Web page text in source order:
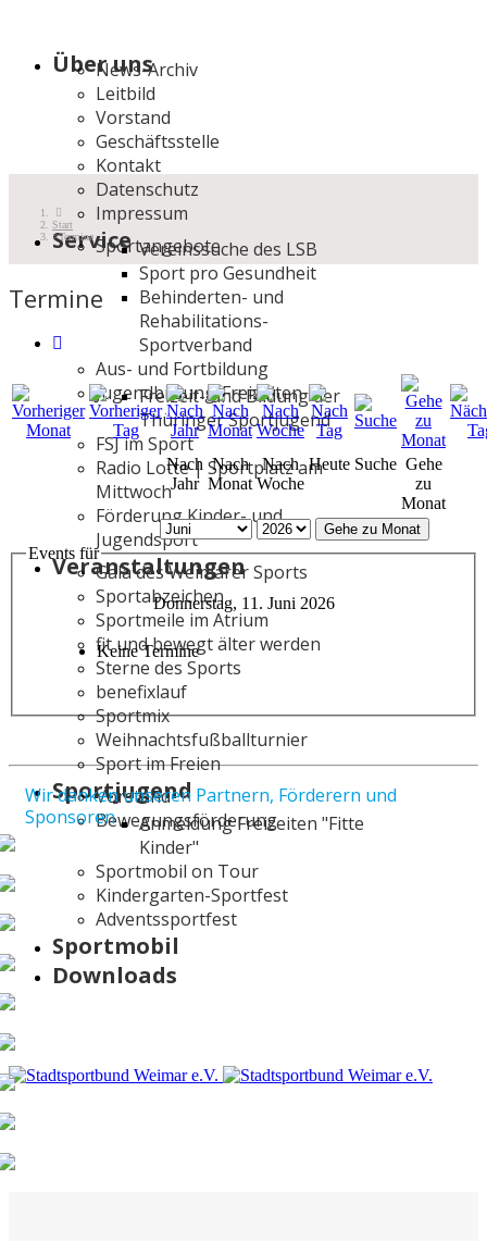
Über uns
News-Archiv
Leitbild
Vorstand
Geschäftsstelle
Kontakt
Datenschutz
Impressum
ServiceSportangebote
Vereinssuche des LSB
Sport pro Gesundheit
Behinderten- und
Rehabilitations-
Sportverband
Aus- und Fortbildung
Jugendbildung/Freizeiten
Freizeit- und Bildung der
Thüringer Sportjugend
FSJ im Sport
Radio Lotte | Sportplatz am
Mittwoch
Förderung Kinder- und
Jugendsport
Veranstaltungen
Gala des Weimarer Sports
Sportabzeichen
Sportmeile im Atrium
fit und bewegt älter werden
Sterne des Sports
benefixlauf
Sportmix
Weihnachtsfußballturnier
Sport im Freien
Sportjugend
Vorstand
Bewegungsförderung
Anmeldung Freizeiten "Fitte
Kinder"
Sportmobil on Tour
Kindergarten-Sportfest
Adventssportfest
Sportmobil
Downloads
Start
Termine
Termine
Nach
Jahr
Nach
Monat
Nach
Woche
Heute Suche Gehe
zu
Monat
Gehe zu Monat
Events für
Donnerstag, 11. Juni 2026
Keine Termine
Wir danken unseren Partnern, Förderern und
Sponsoren